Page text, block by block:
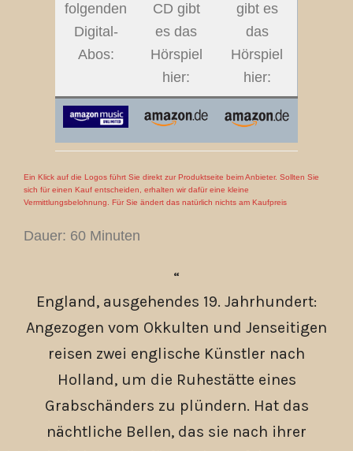
folgenden
Digital-
Abos:
CD gibt
es das
Hörspiel
hier:
gibt es
das
Hörspiel
hier:
Ein Klick auf die Logos führt Sie direkt zur Produktseite beim Anbieter. Sollten Sie
sich für einen Kauf entscheiden, erhalten wir dafür eine kleine
Vermittlungsbelohnung. Für Sie ändert das natürlich nichts am Kaufpreis
Dauer: 60 Minuten
England, ausgehendes 19. Jahrhundert:
Angezogen vom Okkulten und Jenseitigen
reisen zwei englische Künstler nach
Holland, um die Ruhestätte eines
Grabschänders zu plündern. Hat das
nächtliche Bellen, das sie nach ihrer